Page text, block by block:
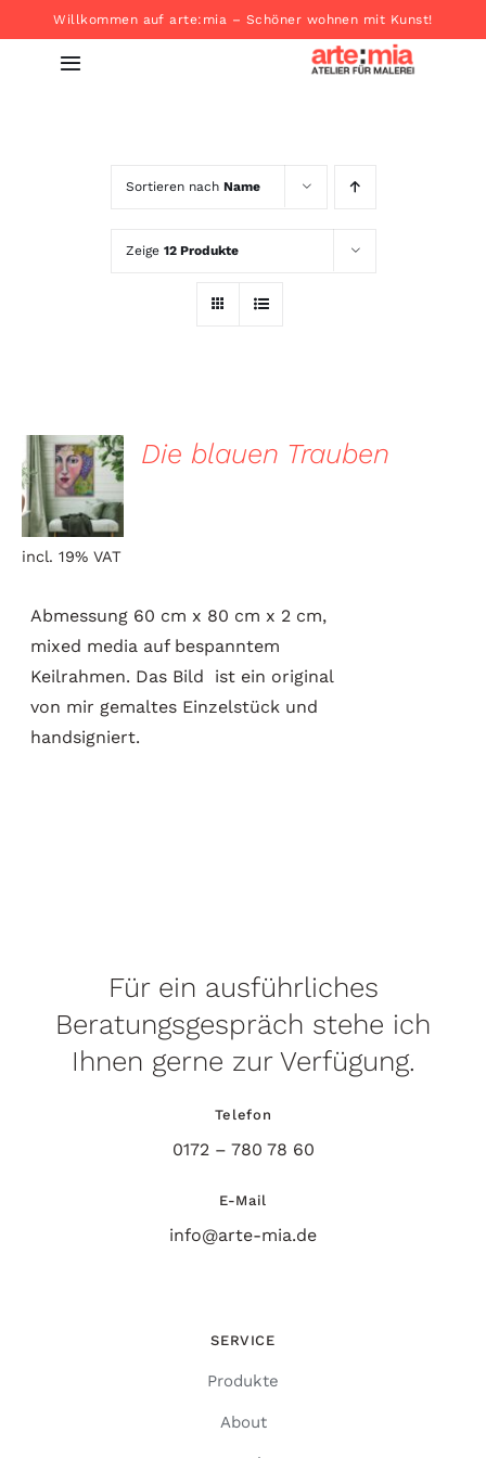
Inhalt
springen
Willkommen auf arte:mia – Schöner wohnen mit Kunst!
Toggle
Produkte
Sortieren nach Name
Zeige 12 Produkte
DETAILS
Die blauen Trauben
incl. 19% VAT
Abmessung 60 cm x 80 cm x 2 cm,
mixed media auf bespanntem
Keilrahmen. Das Bild ist ein original
von mir gemaltes Einzelstück und
handsigniert.
Für ein ausführliches
Beratungsgespräch stehe ich
Ihnen gerne zur Verfügung.
Telefon
0172 – 780 78 60
E-Mail
info@arte-mia.de
SERVICE
Produkte
About